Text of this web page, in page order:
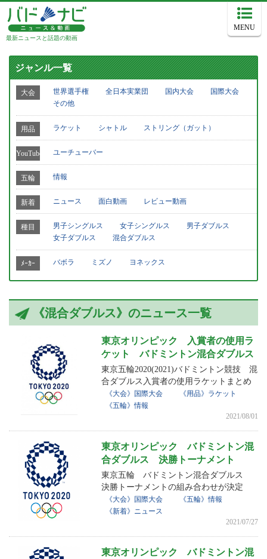
最新ニュースと話題の動画
MENU
ジャンル一覧
大会 世界選手権 全日本実業団 国内大会
国際大会
その他
用品 ラケット シャトル ストリング（ガット）
YouTube ユーチューバー
五輪 情報
新着 ニュース 面白動画 レビュー動画
種目 男子シングルス 女子シングルス
男子ダブルス
女子ダブルス
混合ダブルス
ﾒｰｶｰ バボラ ミズノ ヨネックス
《混合ダブルス》のニュース一覧
東京オリンピック 入賞者の使用ラ
ケット バドミントン混合ダブルス
東京五輪2020(2021)バドミントン競技 混
合ダブルス入賞者の使用ラケットまとめ
《大会》国際大会
《用品》ラケット
《五輪》情報
2021/08/01
東京オリンピック バドミントン混
合ダブルス 決勝トーナメント
東京五輪 バドミントン混合ダブルス
決勝トーナメントの組み合わせが決定
《大会》国際大会
《五輪》情報
《新着》ニュース
2021/07/27
東京オリンピック バドミントン混